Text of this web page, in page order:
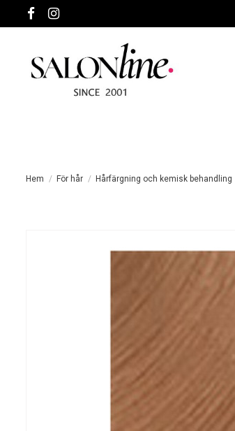
Hem För hår Hårfärgning och kemisk behandling